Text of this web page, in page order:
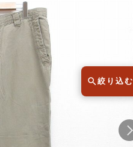
注文で当日出荷！
祝、長期休暇、セール
ワード（7/29〜8/4）
絞り込む